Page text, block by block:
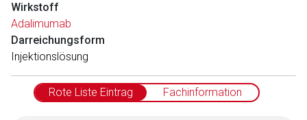
Wirkstoff
Adalimumab
Darreichungsform
In­jektionslösung
Rote Liste Eintrag Fachinformation